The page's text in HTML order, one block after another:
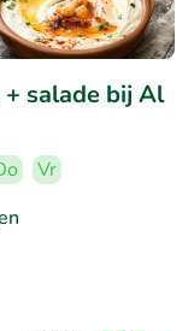
salade bij Al
Vr